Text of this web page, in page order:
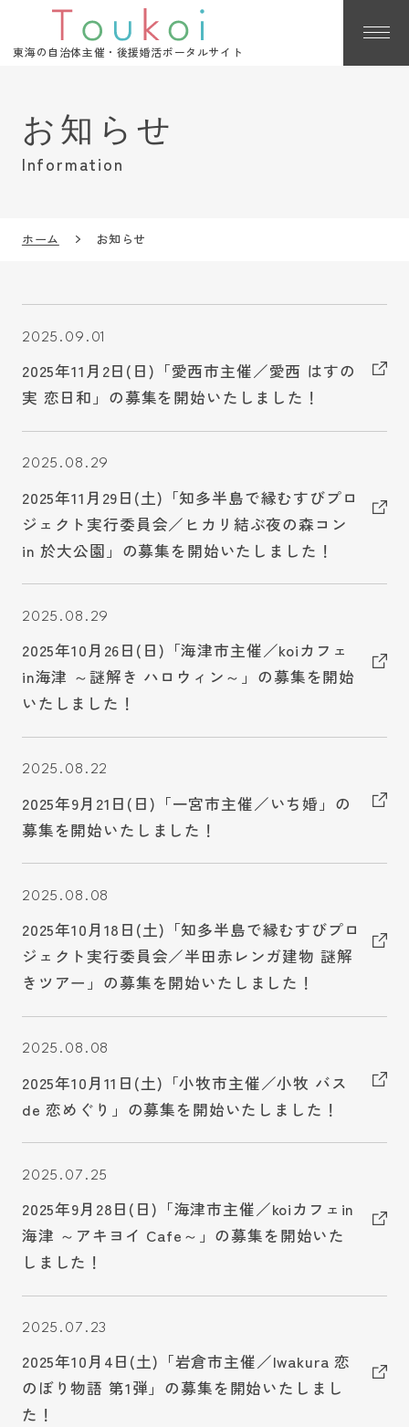
東海の自治体主催・後援婚活ポータルサイト
Information
ホーム お知らせ
2025.09.01
2025年11月2日(日)「愛西市主催／愛西 はすの
実 恋日和」の募集を開始いたしました！
2025.08.29
2025年11月29日(土)「知多半島で縁むすびプロ
ジェクト実行委員会／ヒカリ結ぶ夜の森コン
in 於大公園」の募集を開始いたしました！
2025.08.29
2025年10月26日(日)「海津市主催／koiカフェ
in海津 ～謎解き ハロウィン～」の募集を開始
いたしました！
2025.08.22
2025年9月21日(日)「一宮市主催／いち婚」の
募集を開始いたしました！
2025.08.08
2025年10月18日(土)「知多半島で縁むすびプロ
ジェクト実行委員会／半田赤レンガ建物 謎解
きツアー」の募集を開始いたしました！
2025.08.08
2025年10月11日(土)「小牧市主催／小牧 バス
de 恋めぐり」の募集を開始いたしました！
2025.07.25
2025年9月28日(日)「海津市主催／koiカフェin
海津 ～アキヨイ Cafe～」の募集を開始いた
しました！
2025.07.23
2025年10月4日(土)「岩倉市主催／Iwakura 恋
のぼり物語 第1弾」の募集を開始いたしまし
た！